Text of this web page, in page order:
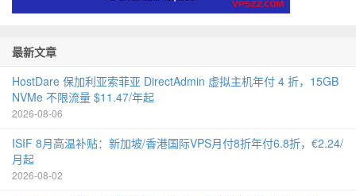
最新文章
HostDare 保加利亚索菲亚 DirectAdmin 虚拟主机年付 4 折，15GB
NVMe 不限流量 $11.47/年起
2026-08-06
ISIF 8月高温补贴：新加坡/香港国际VPS月付8折年付6.8折，€2.24/
月起
2026-08-02